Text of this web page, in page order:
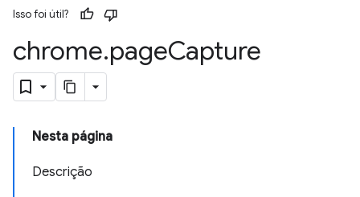
Isso foi útil?
chrome.pageCapture
Nesta página
Descrição